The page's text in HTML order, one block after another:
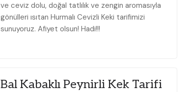
ve ceviz dolu, doğal tatlılık ve zengin aromasıyla
gönülleri ısıtan Hurmalı Cevizli Keki tarifimizi
sunuyoruz. Afiyet olsun! Hadi!!!
Bal Kabaklı Peynirli Kek Tarifi